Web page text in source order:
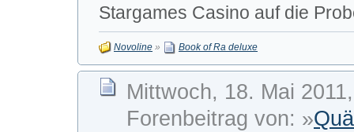
Stargames Casino auf die
Novoline » Book of Ra deluxe
Mittwoch, 18. Mai
Forenbeitrag von: »